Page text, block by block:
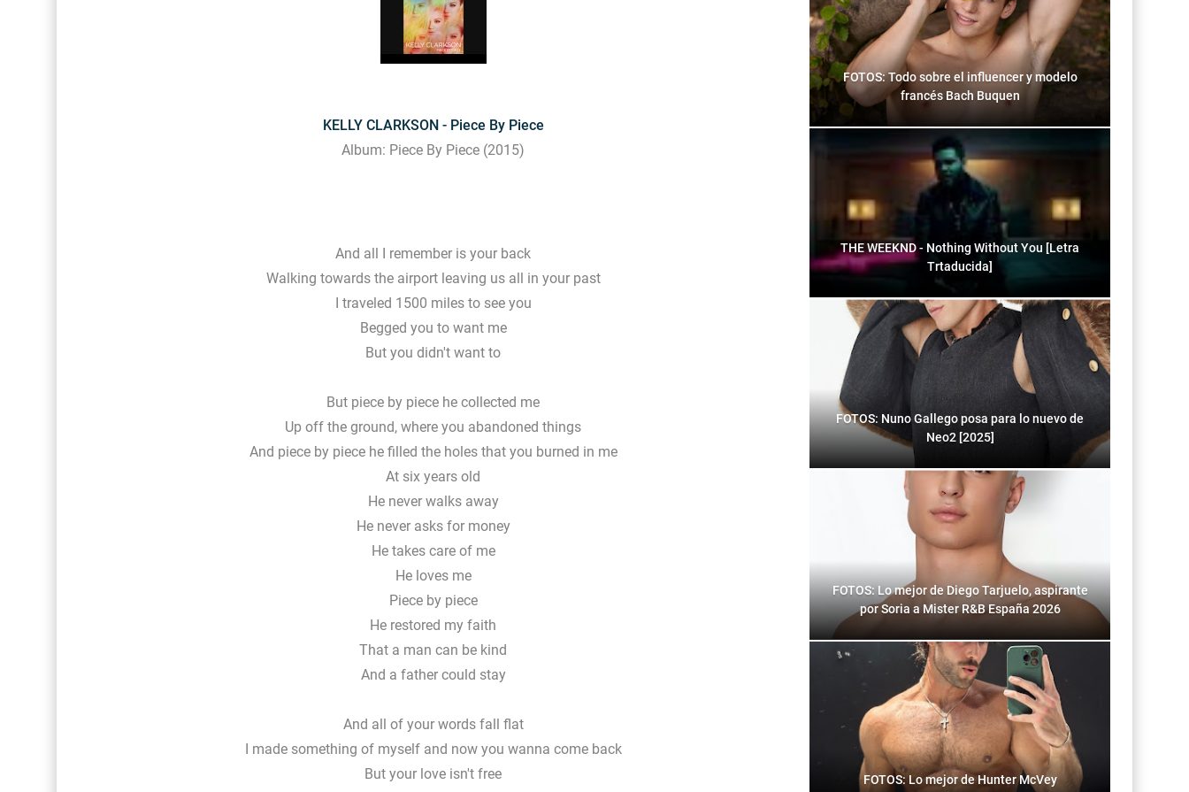
KELLY CLARKSON - Piece By Piece
Album: Piece By Piece (2015)
And all I remember is your back
Walking towards the airport leaving us all in your past
I traveled 1500 miles to see you
Begged you to want me
But you didn't want to
But piece by piece he collected me
Up off the ground, where you abandoned things
And piece by piece he filled the holes that you burned in me
At six years old
He never walks away
He never asks for money
He takes care of me
He loves me
Piece by piece
He restored my faith
That a man can be kind
And a father could stay
And all of your words fall flat
I made something of myself and now you wanna come back
But your love isn't free
FOTOS: Todo sobre el influencer y modelo
francés Bach Buquen
THE WEEKND - Nothing Without You [Letra
Trtaducida]
FOTOS: Nuno Gallego posa para lo nuevo de
Neo2 [2025]
FOTOS: Lo mejor de Diego Tarjuelo, aspirante
por Soria a Mister R&B España 2026
FOTOS: Lo mejor de Hunter McVey